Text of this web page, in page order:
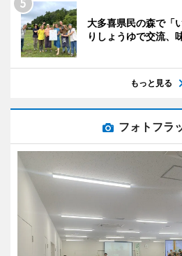
大多喜県民の森で
りしょうゆで交流、
もっと見る
フォトフラ